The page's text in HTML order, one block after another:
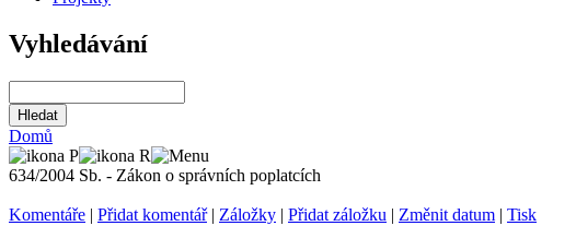
Vyhledávání
Domů
634/2004 Sb. - Zákon o správních poplatcích
Komentáře | Přidat komentář| Záložky | Přidat záložku | Změnit datum | Tisk